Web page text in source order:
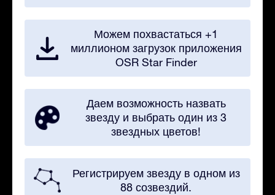
Можем похвастаться +1
миллионом загрузок приложения
OSR Star Finder
Даем возможность назвать
звезду и выбрать один из 3
звездных цветов!
Регистрируем звезду в одном из
88 созвездий.